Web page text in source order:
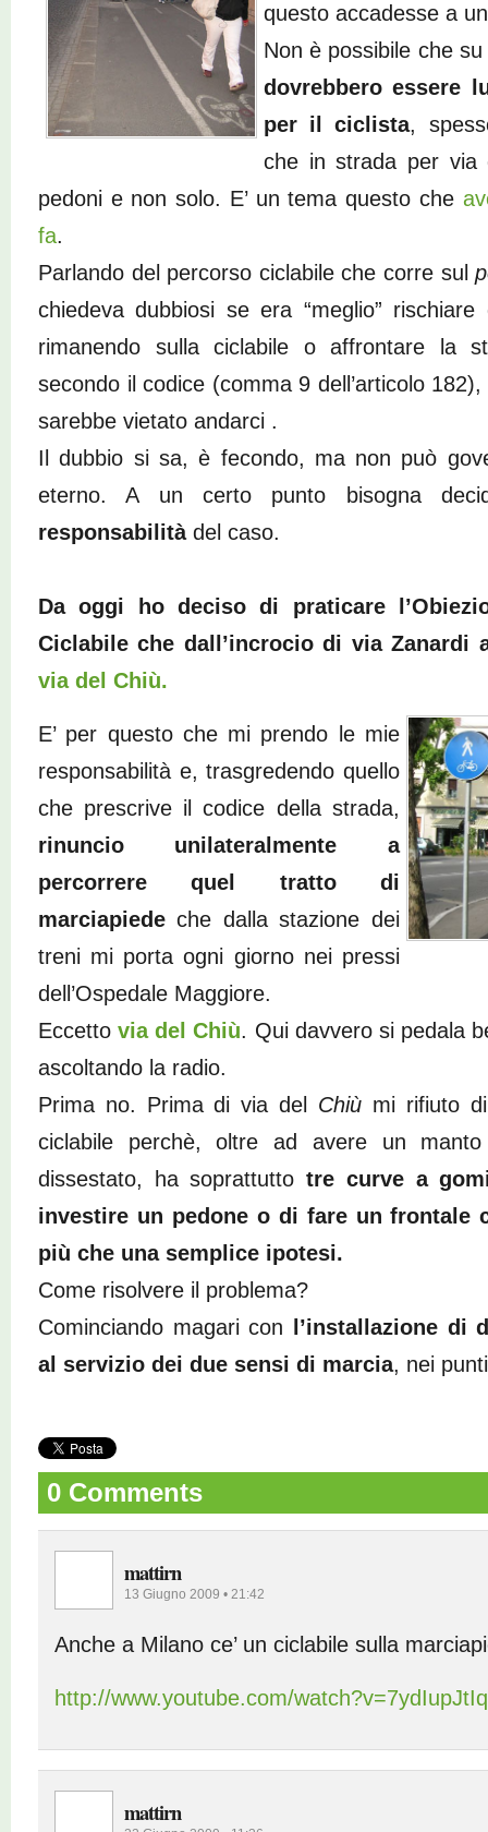
questo accadesse a
Non è possibile che su
dovrebbero essere
per il ciclista,
che in strada per via
pedoni e non solo. E’ un tema questo che
fa.
Parlando del percorso ciclabile che corre sul
chiedeva dubbiosi se era “meglio”
rimanendo sulla ciclabile o affrontare la
secondo il codice (comma 9 dell’articolo
sarebbe vietato andarci .
Il dubbio si sa, è fecondo, ma non può
eterno. A un certo punto bisogna
responsabilitàdel caso.
Da oggi ho deciso di praticare
Ciclabileche dall’incrocio di via Zanardi
via del Chiù.
E’ per questo che mi prendo le mie
responsabilità e, trasgredendo quello
che prescrive il codice della strada,
rinuncio unilateralmente a
percorrere quel tratto di
marciapiede che dalla stazione dei
treni mi porta ogni giorno nei pressi
dell’Ospedale Maggiore.
Eccettovia del Chiù. Qui davvero si pedala
ascoltando la radio.
Prima no. Prima di via del Chiù mi rifiuto
ciclabile perchè, oltre ad avere un
dissestato, ha soprattuttotre curve a
investire un pedone o di fare un frontale
più che una semplice ipotesi.
Come risolvere il problema?
Cominciando magari con
l’installazione di
al servizio dei due sensi di marcia, nei
0 Comments
mattirn
13 Giugno 2009 • 21:42
Anche a Milano ce’ un ciclabile sulla
http://www.youtube.com/
mattirn